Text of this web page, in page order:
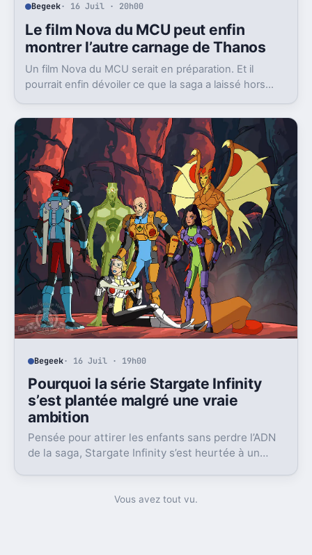
Begeek· 16 Juil · 20h00
Le film Nova du MCU peut enfin
montrer l’autre carnage de Thanos
Un film Nova du MCU serait en préparation. Et il
pourrait enfin dévoiler ce que la saga a laissé hors
Begeek· 16 Juil · 19h00
Pourquoi la série Stargate Infinity
s’est plantée malgré une vraie
ambition
Pensée pour attirer les enfants sans perdre l’ADN
de la saga, Stargate Infinity s’est heurtée à un